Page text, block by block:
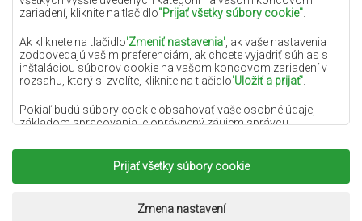
zariadení, kliknite na tlačidlo"Prijať všetky súbory cookie"
Ak kliknete na tlačidlo'Zmeniť nastavenia' , ak vaše nastavenia
zodpovedajú vašim preferenciám, ak chcete vyjadriť súhlas s
inštaláciou súborov cookie na vašom koncovom zariadení v
rozsahu, ktorý si zvolíte, kliknite na tlačidlo'Uložiť a prijať'
Pokiaľ budú súbory cookie obsahovať vaše osobné údaje,
základom spracovania je oprávnený záujem správcu
podobe poskytovania vysokokvalitných služieb na našej
webovej stránke a marketingových aktivít správcu osobných
údajov a jeho dôveryhodných partnerov.
Viac informácií o súboroch cookie a spracovaní osobných
Prijať všetky súbory cookie
Zmena nastavení
Ružové koberce
Šedé koberce
Terakotové koberce
Zelené koberce
Zlaté koberce
Copyright 2022Koberce Chemex.Všetky práva
Realizácia:www.dimax.pl